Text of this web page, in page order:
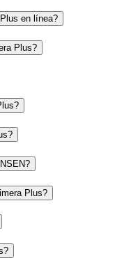
en línea?
Plus?
Plus?